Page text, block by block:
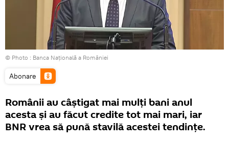
© Photo : Banca Naţională a României
Abonare
Românii au câștigat mai mulți bani anul
acesta și au făcut credite tot mai mari, iar
BNR vrea să pună stavilă acestei tendințe.